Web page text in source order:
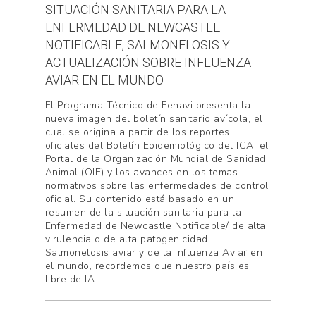
SITUACIÓN SANITARIA PARA LA
ENFERMEDAD DE NEWCASTLE
NOTIFICABLE, SALMONELOSIS Y
ACTUALIZACIÓN SOBRE INFLUENZA
AVIAR EN EL MUNDO
El Programa Técnico de Fenavi presenta la
nueva imagen del boletín sanitario avícola, el
cual se origina a partir de los reportes
oficiales del Boletín Epidemiológico del ICA, el
Portal de la Organización Mundial de Sanidad
Animal (OIE) y los avances en los temas
normativos sobre las enfermedades de control
oficial. Su contenido está basado en un
resumen de la situación sanitaria para la
Enfermedad de Newcastle Notificable/ de alta
virulencia o de alta patogenicidad,
Salmonelosis aviar y de la Influenza Aviar en
el mundo, recordemos que nuestro país es
libre de IA.